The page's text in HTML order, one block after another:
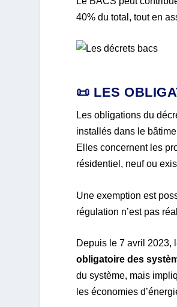
40% du total, tout en
📜 LES
Les obligations du
installés dans le
Elles concernent les
résidentiel, neuf ou
Une exemption est
régulation n’est pas
Depuis le 7 avril 2023,
obligatoire des
du système, mais
les économies